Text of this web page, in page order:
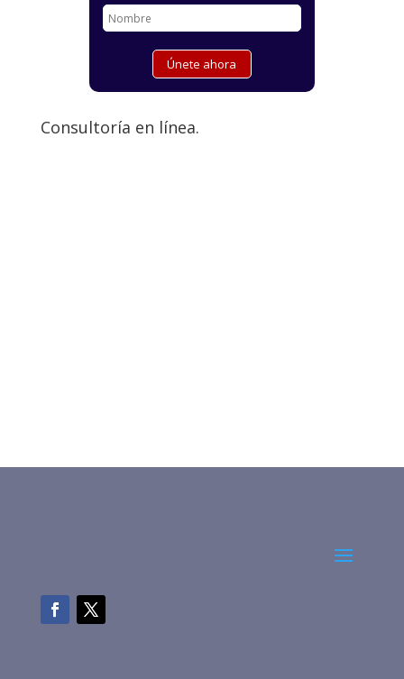
Consultoría en línea.